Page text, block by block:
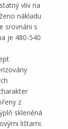
vliv na
nákladu
srovnáni s
je 480-540
z
skleněná
lištami.